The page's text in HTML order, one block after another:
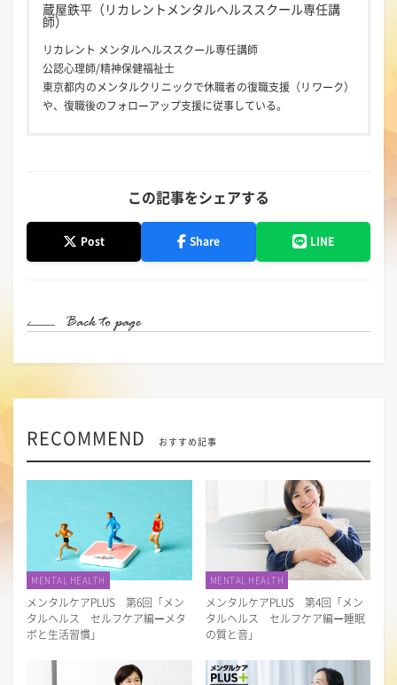
蔵屋鉄平（リカレントメンタルヘルススクール専任講
師）
リカレント メンタルヘルススクール専任講師
公認心理師/精神保健福祉士
東京都内のメンタルクリニックで休職者の復職支援（リワーク）
や、復職後のフォローアップ支援に従事している。
この記事をシェアする
Post Share LINE
RECOMMEND おすすめ記事
MENTAL HEALTH
メンタルケアPLUS 第6回「メン
タルヘルス セルフケア編ーメタ
ボと生活習慣」
MENTAL HEALTH
メンタルケアPLUS 第4回「メン
タルヘルス セルフケア編ー睡眠
の質と音」